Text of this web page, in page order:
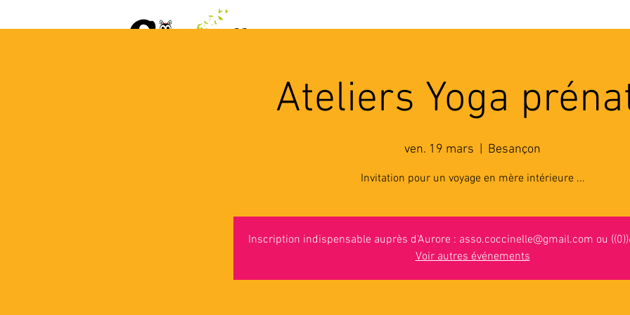
Ateliers Yoga
ven. 19 mars Besançon
Invitation pour un voyage en mère intérieure ...
Inscription indispensable auprès d'Aurore : asso.coccinelle@gmail.com ou
Voir autres événements